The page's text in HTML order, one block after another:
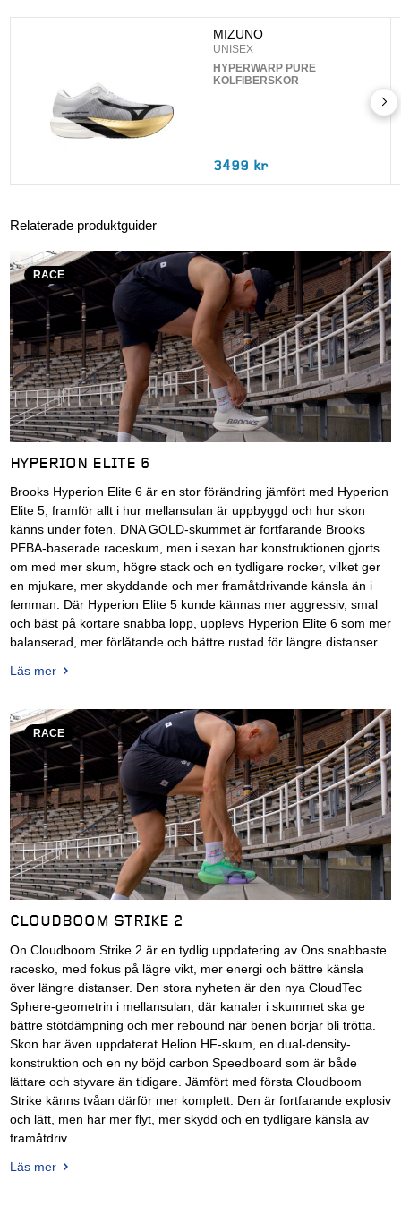
MIZUNO
UNISEX
HYPERWARP PURE
KOLFIBERSKOR
3499 kr
Relaterade produktguider
RACE
HYPERION ELITE 6
Brooks Hyperion Elite 6 är en stor förändring jämfört med Hyperion
Elite 5, framför allt i hur mellansulan är uppbyggd och hur skon
känns under foten. DNA GOLD-skummet är fortfarande Brooks
PEBA-baserade raceskum, men i sexan har konstruktionen gjorts
om med mer skum, högre stack och en tydligare rocker, vilket ger
en mjukare, mer skyddande och mer framåtdrivande känsla än i
femman. Där Hyperion Elite 5 kunde kännas mer aggressiv, smal
och bäst på kortare snabba lopp, upplevs Hyperion Elite 6 som mer
balanserad, mer förlåtande och bättre rustad för längre distanser.
Läs mer
RACE
CLOUDBOOM STRIKE 2
On Cloudboom Strike 2 är en tydlig uppdatering av Ons snabbaste
racesko, med fokus på lägre vikt, mer energi och bättre känsla
över längre distanser. Den stora nyheten är den nya CloudTec
Sphere-geometrin i mellansulan, där kanaler i skummet ska ge
bättre stötdämpning och mer rebound när benen börjar bli trötta.
Skon har även uppdaterat Helion HF-skum, en dual-density-
konstruktion och en ny böjd carbon Speedboard som är både
lättare och styvare än tidigare. Jämfört med första Cloudboom
Strike känns tvåan därför mer komplett. Den är fortfarande explosiv
och lätt, men har mer flyt, mer skydd och en tydligare känsla av
framåtdriv.
Läs mer